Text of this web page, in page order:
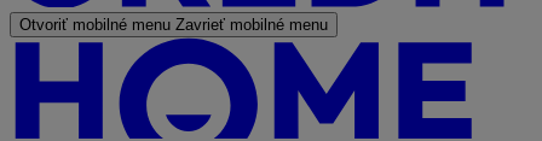
Otvoriť mobilné menu Zavrieť mobilné menu